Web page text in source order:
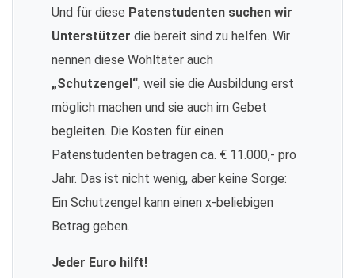
Und für diese Patenstudenten suchen wir
Unterstützer die bereit sind zu helfen. Wir
nennen diese Wohltäter auch
„Schutzengel“, weil sie die Ausbildung erst
möglich machen und sie auch im Gebet
begleiten. Die Kosten für einen
Patenstudenten betragen ca. € 11.000,- pro
Jahr. Das ist nicht wenig, aber keine Sorge:
Ein Schutzengel kann einen x-beliebigen
Betrag geben.
Jeder Euro hilft!